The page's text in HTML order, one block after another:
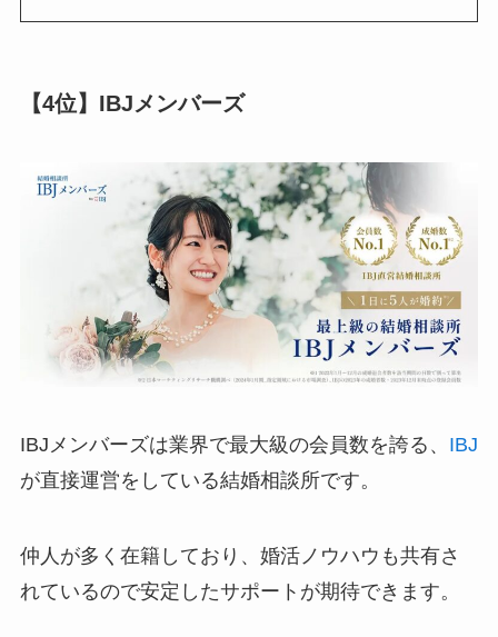
【4位】IBJメンバーズ
IBJメンバーズは業界で最大級の会員数を誇る、 IBJ
が直接運営をしている結婚相談所です。
仲人が多く在籍しており、婚活ノウハウも共有さ
れているので安定したサポートが期待できます。